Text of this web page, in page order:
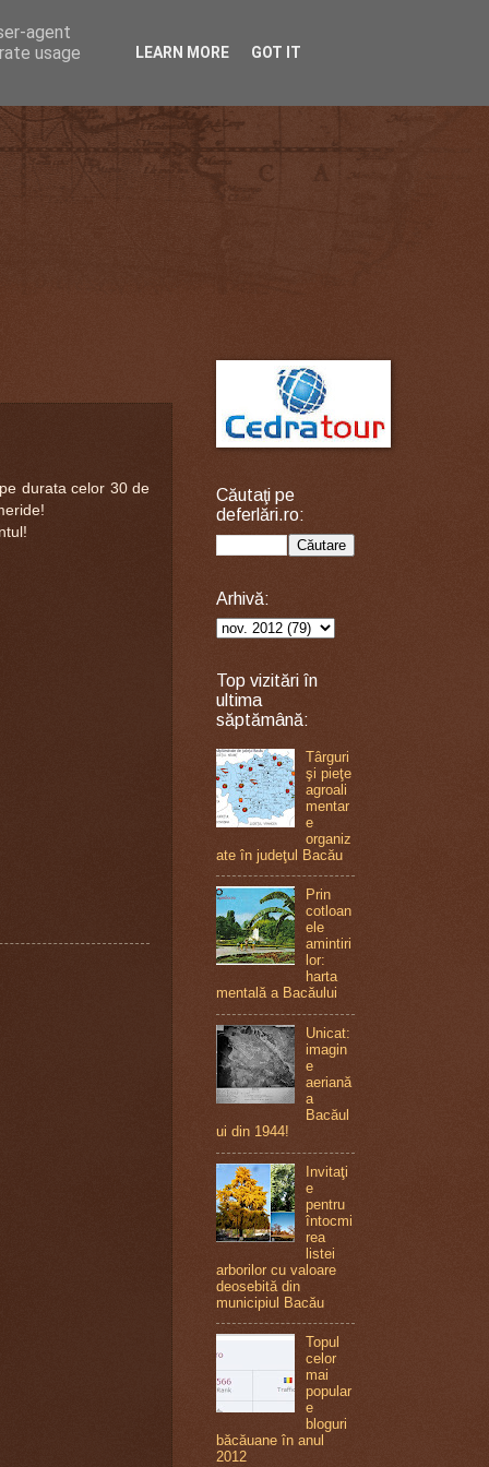
durata celor 30 de
Căutaţi pe
deferlări.ro:
Arhivă:
Top vizitări în
ultima
săptămână:
Târguri
şi pieţe
agroali
mentar
e
organiz
ate în judeţul Bacău
Prin
cotloan
ele
amintiri
lor:
harta
mentală a Bacăului
Unicat:
imagin
e
aeriană
a
Bacăul
ui din 1944!
Invitaţi
e
pentru
întocmi
rea
listei
arborilor cu valoare
deosebită din
municipiul Bacău
Topul
celor
mai
popular
e
bloguri
băcăuane în anul
2012
agent
usage
LEARN MORE GOT IT